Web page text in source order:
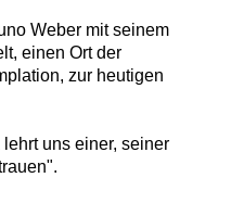
Weber mit seinem
einen Ort der
zur heutigen
uns einer, seiner